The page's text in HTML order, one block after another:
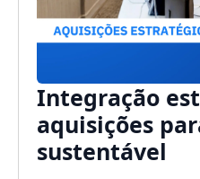
Integração
aquisições
sustentável